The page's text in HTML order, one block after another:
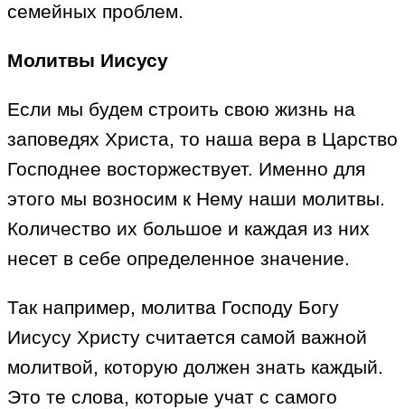
семейных проблем.
Молитвы Иисусу
Если мы будем строить свою жизнь на
заповедях Христа, то наша вера в Царство
Господнее восторжествует. Именно для
этого мы возносим к Нему наши молитвы.
Количество их большое и каждая из них
несет в себе определенное значение.
Так например, молитва Господу Богу
Иисусу Христу считается самой важной
молитвой, которую должен знать каждый.
Это те слова, которые учат с самого